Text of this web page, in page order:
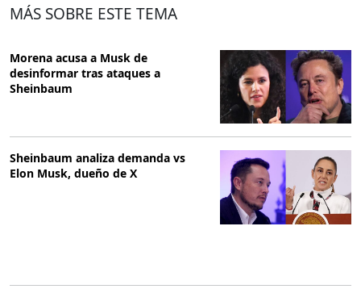
MÁS SOBRE ESTE TEMA
Morena acusa a Musk de
desinformar tras ataques a
Sheinbaum
Sheinbaum analiza demanda vs
Elon Musk, dueño de X